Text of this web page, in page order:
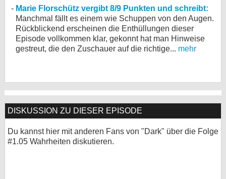
Marie Florschütz vergibt 8/9 Punkten und schreibt:
Manchmal fällt es einem wie Schuppen von den Augen.
Rückblickend erscheinen die Enthüllungen dieser
Episode vollkommen klar, gekonnt hat man Hinweise
gestreut, die den Zuschauer auf die richtige... mehr
DISKUSSION ZU DIESER EPISODE
Du kannst hier mit anderen Fans von "Dark" über die Folge
#1.05 Wahrheiten diskutieren.